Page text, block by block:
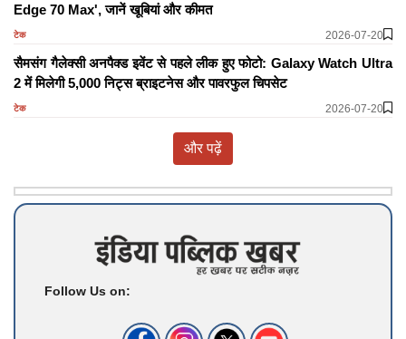
Edge 70 Max', जानें खूबियां और कीमत
टेक 2026-07-20
सैमसंग गैलेक्सी अनपैक्ड इवेंट से पहले लीक हुए फोटो: Galaxy Watch Ultra
2 में मिलेगी 5,000 निट्स ब्राइटनेस और पावरफुल चिपसेट
टेक 2026-07-20
और पढ़ें
Follow Us on: